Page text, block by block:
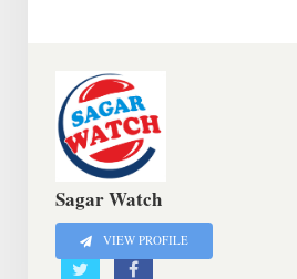
Sagar Watch
VIEW PROFILE